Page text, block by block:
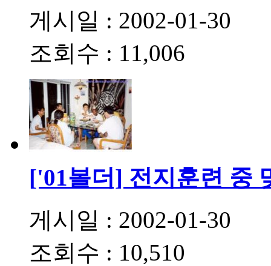
게시일 : 2002-01-30
조회수 : 11,006
['01볼더] 전지훈련 중
게시일 : 2002-01-30
조회수 : 10,510